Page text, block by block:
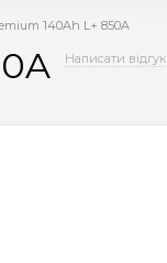
140Ah L+ 850A
Написати відгук